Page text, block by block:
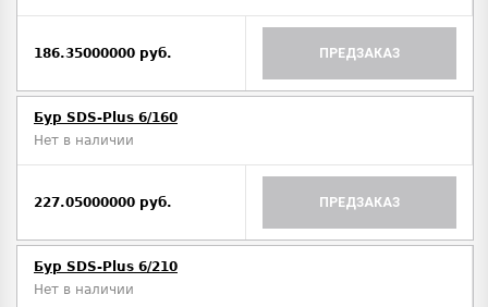
186.35000000 руб. ПРЕДЗАКАЗ
Бур SDS-Plus 6/160
Нет в наличии
227.05000000 руб. ПРЕДЗАКАЗ
Бур SDS-Plus 6/210
Нет в наличии